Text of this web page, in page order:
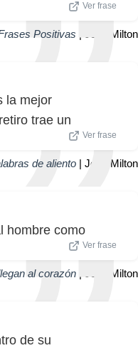
Ver frase
Positivas | John Milton
la mejor
trae un
Ver frase
de aliento | John Milton
hombre como
Ver frase
al corazón | John Milton
de su